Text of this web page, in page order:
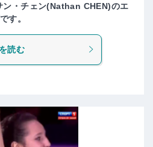
ン・チェン(Nathan CHEN)のエ
す。
読む